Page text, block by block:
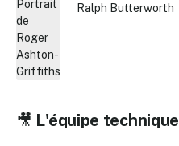
Ralph Butterworth
🎥 L'équipe technique